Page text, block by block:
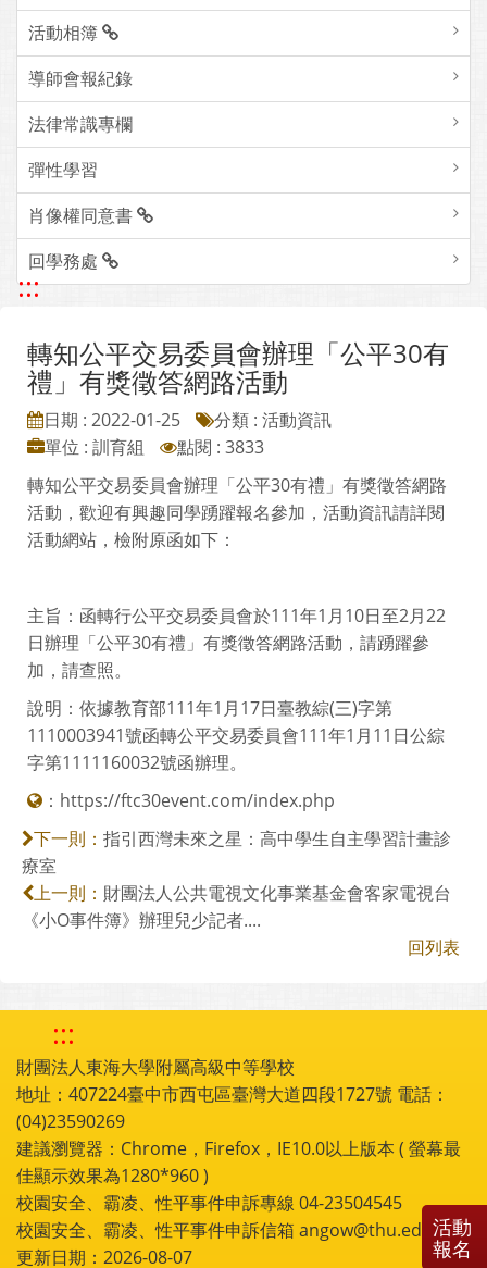
活動相簿
導師會報紀錄
法律常識專欄
彈性學習
肖像權同意書
回學務處
:::
轉知公平交易委員會辦理「公平30有
禮」有獎徵答網路活動
日期 : 2022-01-25
分類 : 活動資訊
單位 : 訓育組
點閱 : 3833
轉知公平交易委員會辦理「公平30有禮」有獎徵答網路
活動，歡迎有興趣同學踴躍報名參加，活動資訊請詳閱
活動網站，檢附原函如下：
主旨：函轉行公平交易委員會於111年1月10日至2月22
日辦理「公平30有禮」有獎徵答網路活動，請踴躍參
加，請查照。
說明：依據教育部111年1月17日臺教綜(三)字第
1110003941號函轉公平交易委員會111年1月11日公綜
字第1111160032號函辦理。
： https://ftc30event.com/index.php
下一則： 指引西灣未來之星：高中學生自主學習計畫診
療室
上一則： 財團法人公共電視文化事業基金會客家電視台
《小O事件簿》辦理兒少記者....
回列表
:::
財團法人東海大學附屬高級中等學校
地址：407224臺中市西屯區臺灣大道四段1727號 電話：
(04)23590269
建議瀏覽器：Chrome，Firefox，IE10.0以上版本 ( 螢幕最
佳顯示效果為1280*960 )
校園安全、霸凌、性平事件申訴專線 04-23504545
校園安全、霸凌、性平事件申訴信箱 angow@thu.edu.tw
更新日期：2026-08-07
活動
報名